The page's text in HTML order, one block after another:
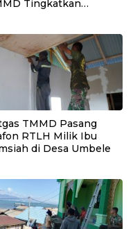
Tingkatkan
TMMD Pasang
RTLH Milik Ibu
di Desa Umbele